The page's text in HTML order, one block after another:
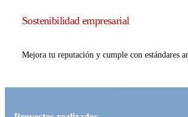
Sostenibilidad empresarial
Mejora tu reputación y cumple con estándares